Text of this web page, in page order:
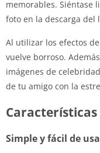
memorables. Siéntase
foto en la descarga del
Al utilizar los efectos
vuelve borroso.
imágenes de
de tu amigo con la
Características
Simple y fácil de